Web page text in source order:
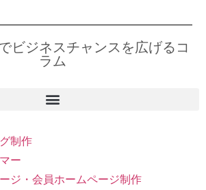
ビジネスチャンスを広げるコ
ラム
制作
ー
ジ・会員ホームページ制作